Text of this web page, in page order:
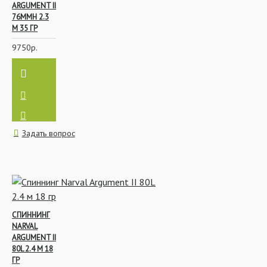
ARGUMENT II
76MMH 2.3
М 35 ГР
9750р.
Задать вопрос
СПИННИНГ
NARVAL
ARGUMENT II
80L 2.4 М 18
ГР